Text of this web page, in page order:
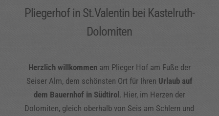
Pliegerhof in St.Valentin bei Kastelruth-
Dolomiten
Herzlich willkommenam Plieger Hof am Fuße der
Seiser Alm, dem schönsten Ort für Ihren Urlaub auf
dem Bauernhof in Südtirol. Hier, im Herzen der
Dolomiten, gleich oberhalb von Seis am Schlern und